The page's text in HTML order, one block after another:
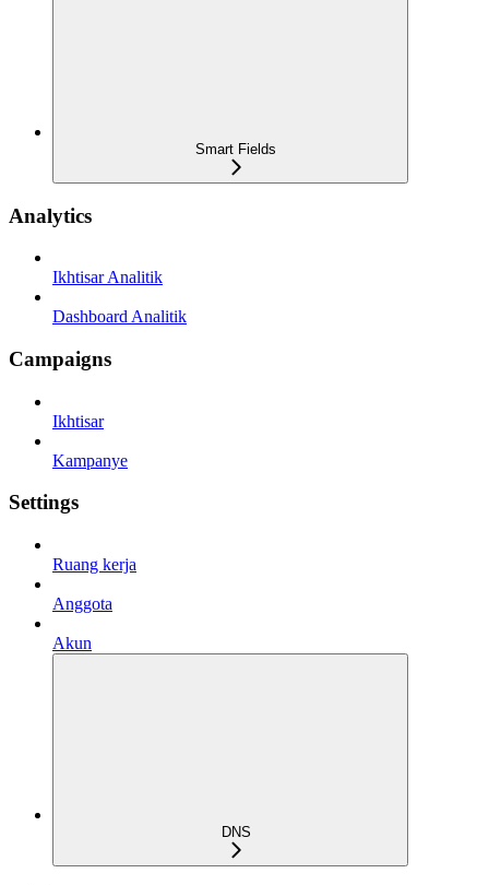
Smart Fields
Analytics
Ikhtisar Analitik
Dashboard Analitik
Campaigns
Ikhtisar
Kampanye
Settings
Ruang kerja
Anggota
Akun
DNS